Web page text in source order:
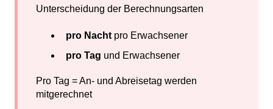
Unterscheidung der Berechnungsarten
pro Nacht pro Erwachsener
pro Tag und Erwachsener
Pro Tag = An- und Abreisetag werden
mitgerechnet